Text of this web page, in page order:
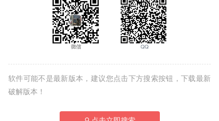
软件可能不是最新版本，建议您点击下方搜索按钮，下载最新
破解版本！